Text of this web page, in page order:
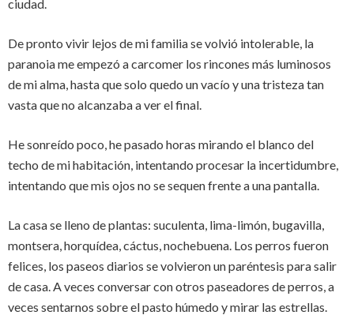
ciudad.
De pronto vivir lejos de mi familia se volvió intolerable, la
paranoia me empezó a carcomer los rincones más luminosos
de mi alma, hasta que solo quedo un vacío y una tristeza tan
vasta que no alcanzaba a ver el final.
He sonreído poco, he pasado horas mirando el blanco del
techo de mi habitación, intentando procesar la incertidumbre,
intentando que mis ojos no se sequen frente a una pantalla.
La casa se lleno de plantas: suculenta, lima-limón, bugavilla,
montsera, horquídea, cáctus, nochebuena. Los perros fueron
felices, los paseos diarios se volvieron un paréntesis para salir
de casa. A veces conversar con otros paseadores de perros, a
veces sentarnos sobre el pasto húmedo y mirar las estrellas.